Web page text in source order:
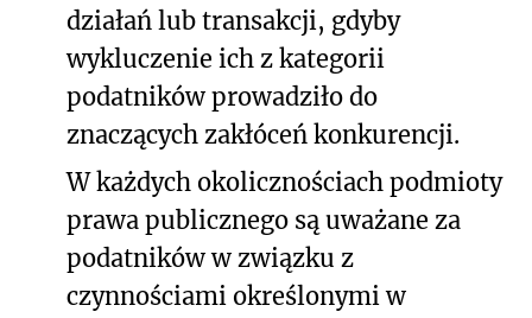
działań lub transakcji, gdyby
wykluczenie ich z kategorii
podatników prowadziło do
znaczących zakłóceń konkurencji.
W każdych okolicznościach podmioty
prawa publicznego są uważane za
podatników w związku z
czynnościami określonymi w